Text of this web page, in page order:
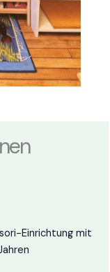
Einrichtung mit